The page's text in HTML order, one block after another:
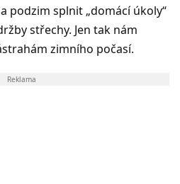
podzim splnit „domácí úkoly“
střechy. Jen tak nám
zimního počasí.
Reklama